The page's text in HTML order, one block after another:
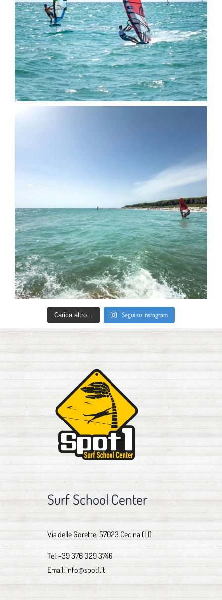
Carica altro... Segui su Instagram
Surf School Center
Via delle Gorette, 57023 Cecina (LI)
Tel:+39 376 029 3746
Email: info@spot1.it